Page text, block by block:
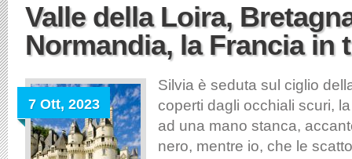
Valle della Loira,
Normandia, la Francia in
7 Ott, 2023
Silvia è seduta sul ciglio
coperti dagli occhiali scuri,
ad una mano stanca,
nero, mentre io, che le